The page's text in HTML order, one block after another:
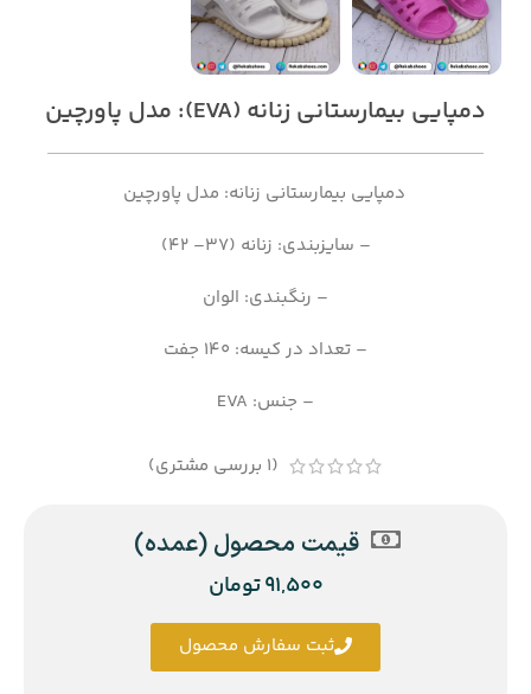
دمپایی بیمارستانی زنانه (EVA): مدل پاورچین
دمپایی بیمارستانی زنانه: مدل پاورچین
– سایزبندی: زنانه (37– 42)
– رنگبندی: الوان
– تعداد در کیسه: 140 جفت
– جنس: EVA
(
1 بررسی مشتری)
قیمت محصول (عمده)
91,500تومان
ثبت سفارش محصول